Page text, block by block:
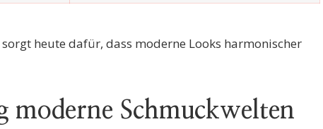
heute dafür, dass moderne Looks harmonischer
moderne Schmuckwelten